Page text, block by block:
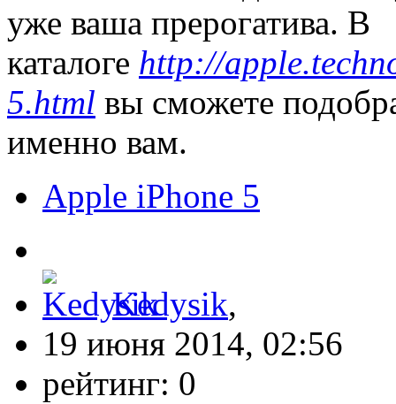
уже ваша прерогатива. В
каталоге http://
5.html вы сможете
именно вам.
Apple iPhone 5
Kedysik,
19 июня 2014, 02:56
рейтинг: 0